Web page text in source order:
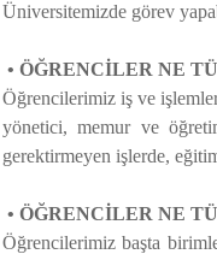
Üniversitemizde görev
• ÖĞRENCİLER NE
Öğrencilerimiz iş ve
yönetici, memur ve
gerektirmeyen işlerde,
• ÖĞRENCİLER NE
Öğrencilerimiz başta